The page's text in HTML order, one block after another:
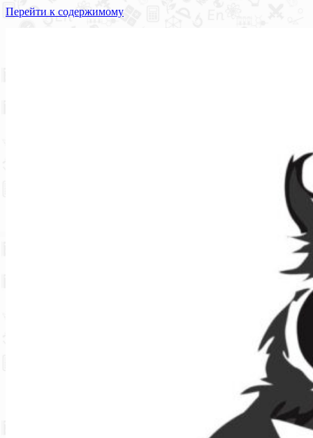
Перейти к содержимому